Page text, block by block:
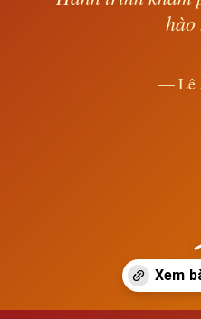
hào
— Lê